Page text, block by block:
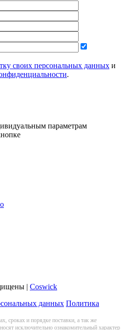
своих персональных данных и
.
параметрам
| Coswick
данных Политика
сроках и порядке поставки, а так же
исключитeльно ознакомительный харaктер